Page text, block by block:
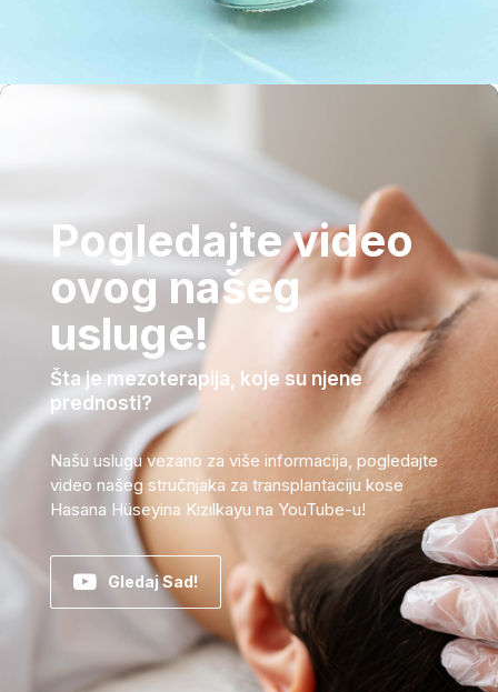
Pogledajte video
ovog našeg
usluge!
Šta je mezoterapija, koje su njene
prednosti?
Našu uslugu vezano za više informacija, pogledajte
video našeg stručnjaka za transplantaciju kose
Hasana Hüseyina Kızılkayu na YouTube-u!
Gledaj Sad!